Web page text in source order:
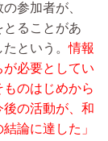
参加者が、
とることがあ
たという。情報
必要としてい
のはじめから
の活動が、和
論に達した」